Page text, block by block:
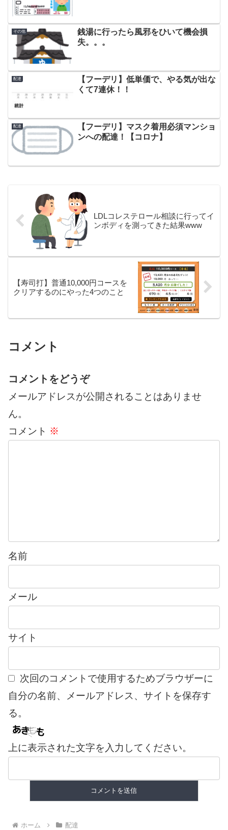
その他
銭湯に行ったら風邪をひいて機会損
失。。。
配達
【フーデリ】低単価で、やる気が出な
くて7連休！！
配達
【フーデリ】マスク着用必須マンショ
ンへの配達！【コロナ】
LDLコレステロール相談に行ってイ
ンボディを測ってきた結果www
【寿司打】普通10,000円コースを
クリアするのにやった4つのこと
コメント
コメントをどうぞ
メールアドレスが公開されることはありませ
ん。
コメント ※
名前
メール
サイト
次回のコメントで使用するためブラウザーに
自分の名前、メールアドレス、サイトを保存す
る。
上に表示された文字を入力してください。
ホーム 配達